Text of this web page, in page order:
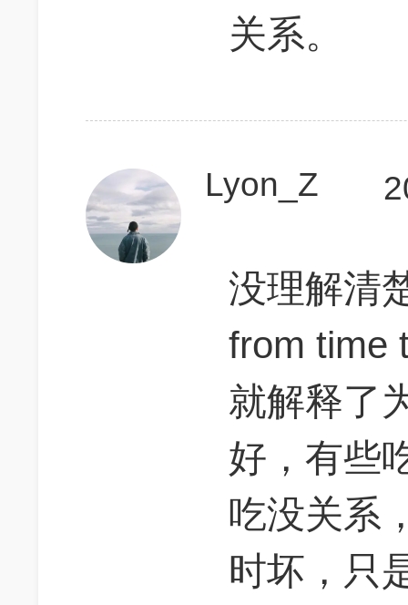
关系。
Lyon_Z
没理解清
from time
就解释了
好，有些
吃没关系
时坏，只